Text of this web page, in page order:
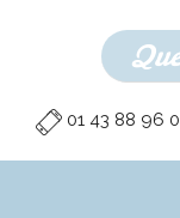
01 43 88 96